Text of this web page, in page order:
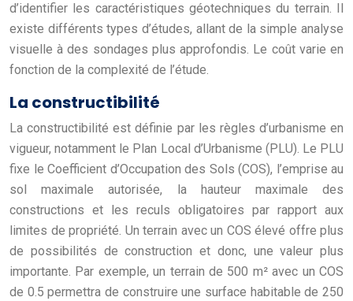
d’identifier les caractéristiques géotechniques du terrain. Il
existe différents types d’études, allant de la simple analyse
visuelle à des sondages plus approfondis. Le coût varie en
fonction de la complexité de l’étude.
La constructibilité
La constructibilité est définie par les règles d’urbanisme en
vigueur, notamment le Plan Local d’Urbanisme (PLU). Le PLU
fixe le Coefficient d’Occupation des Sols (COS), l’emprise au
sol maximale autorisée, la hauteur maximale des
constructions et les reculs obligatoires par rapport aux
limites de propriété. Un terrain avec un COS élevé offre plus
de possibilités de construction et donc, une valeur plus
importante. Par exemple, un terrain de 500 m² avec un COS
de 0.5 permettra de construire une surface habitable de 250